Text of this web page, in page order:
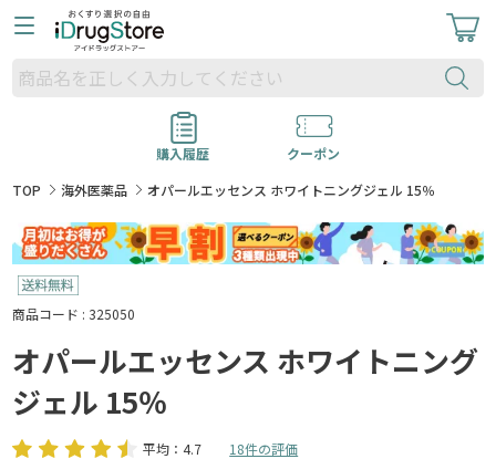
購入履歴
クーポン
TOP
海外医薬品 オパールエッセンス ホワイトニングジェル 15％
商品コード : 325050
オパールエッセンス ホワイトニング
ジェル 15％
平均：4.7 18件の評価